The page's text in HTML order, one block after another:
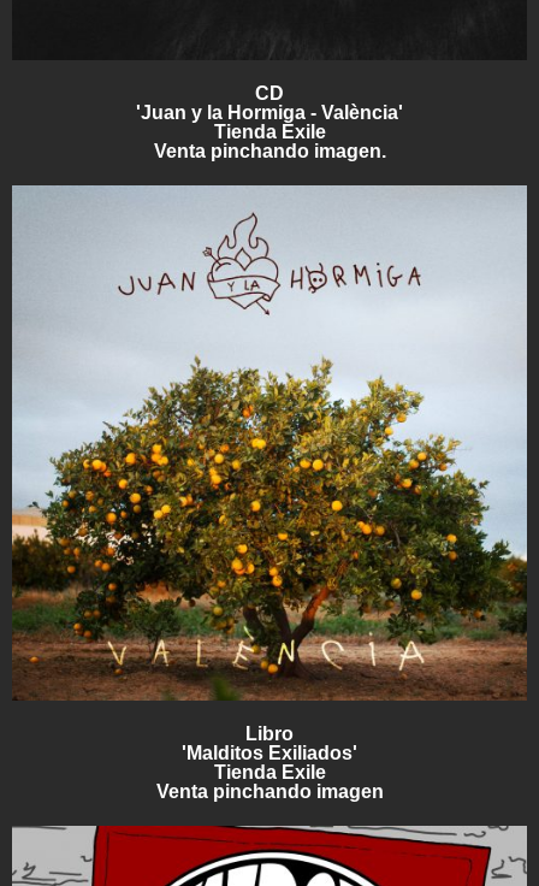
CD
'Juan y la Hormiga - València'
Tienda Exile
Venta pinchando imagen.
Libro
'Malditos Exiliados'
Tienda Exile
Venta pinchando imagen